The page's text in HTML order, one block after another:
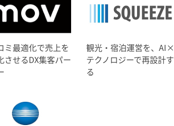
ミ最適化で売上を
させるDX集客パー
観光・宿泊運営を、AI×
テクノロジーで再設計す
る